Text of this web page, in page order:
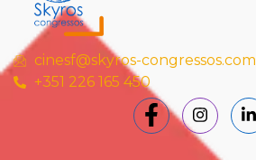
cinesf@skyros-congressos.com
+351 226 165 450